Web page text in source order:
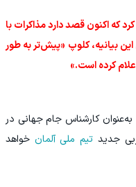
که اکنون قصد دارد مذاکرات با
بر اساس این بیانیه، کلوپ «پیش‌تر به طور
کرده است.»
به‌عنوان کارشناس جام جهانی در
جدید تیم ملی آلمان خواهد